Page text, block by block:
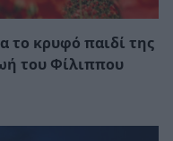
το κρυφό παιδί της
του Φίλιππου